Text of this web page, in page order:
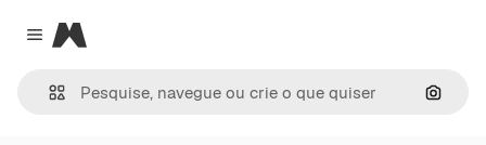
Close menu
Magnific